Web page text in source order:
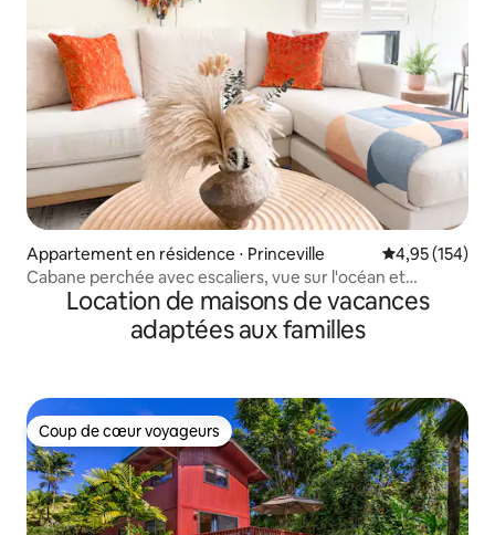
Appartement en résidence ⋅ Princeville Évaluation
4,95 (154)
Cabane perchée avec escaliers, vue sur l'océan et
climatisation
Location de maisons de vacances
adaptées aux familles
Coup de cœur voyageurs
Coup de cœur voyageurs